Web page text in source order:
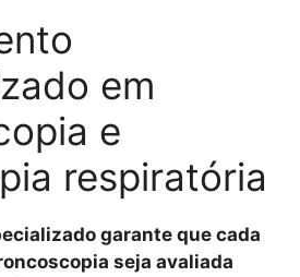
em
e
respiratória
garante que cada
seja avaliada